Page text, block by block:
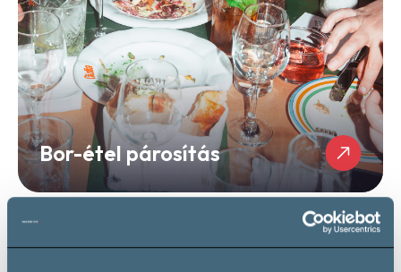
Bor-étel párosítás
Kapcsolódó borászatok